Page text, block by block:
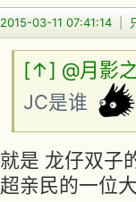
2015-03-11 07:41:14
[↑] @月影
JC是谁
就是 龙仔双子
超亲民的一位